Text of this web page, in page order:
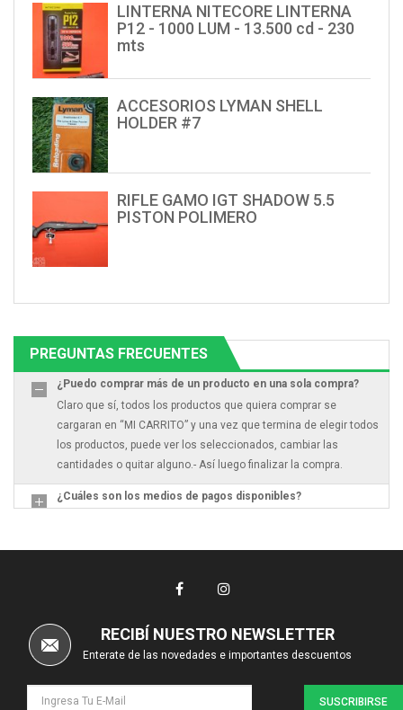
LINTERNA NITECORE LINTERNA
P12 - 1000 LUM - 13.500 cd - 230
mts
ACCESORIOS LYMAN SHELL
HOLDER #7
RIFLE GAMO IGT SHADOW 5.5
PISTON POLIMERO
PREGUNTAS FRECUENTES
¿Puedo comprar más de un producto en una sola compra?
Claro que sí, todos los productos que quiera comprar se
cargaran en “MI CARRITO” y una vez que termina de elegir todos
los productos, puede ver los seleccionados, cambiar las
cantidades o quitar alguno.- Así luego finalizar la compra.
¿Cuáles son los medios de pagos disponibles?
RECIBÍ NUESTRO NEWSLETTER
Enterate de las novedades e importantes descuentos
SUSCRIBIRSE